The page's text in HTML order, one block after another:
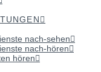
nach-sehen
nach-hören
hören